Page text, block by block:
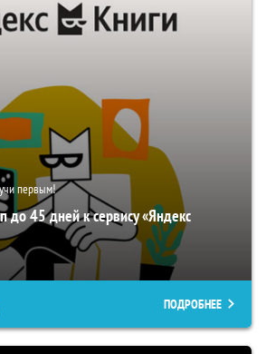
первым!
до 45 дней к сервису «Яндекс
ПОДРОБНЕЕ